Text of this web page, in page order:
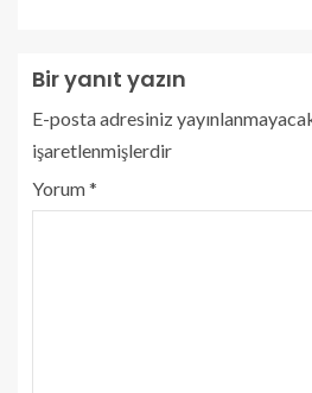
Bir yanıt yazın
E-posta adresiniz
işaretlenmişlerdir
Yorum*